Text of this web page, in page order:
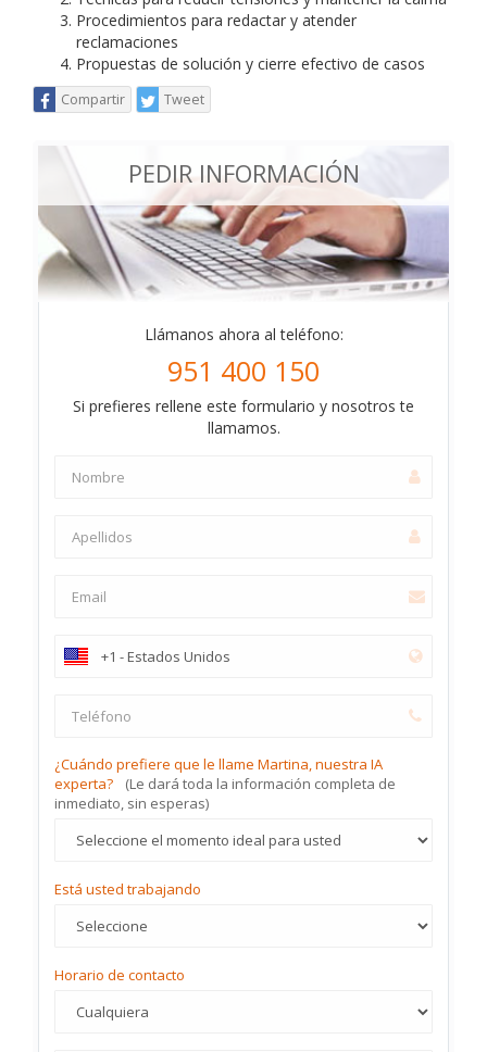
Procedimientos para redactar y atender
reclamaciones
Propuestas de solución y cierre efectivo de casos
Compartir Tweet
PEDIR INFORMACIÓN
Llámanos ahora al teléfono:
951 400 150
Si prefieres rellene este formulario y nosotros te
llamamos.
¿Cuándo prefiere que le llame Martina, nuestra IA
experta?
(Le dará toda la información completa de
inmediato, sin esperas)
Está usted trabajando
Horario de contacto